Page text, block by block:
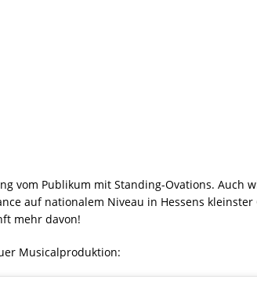
vom Publikum mit Standing-Ovations. Auch
auf nationalem Niveau in Hessens
mehr davon!
Musicalproduktion: